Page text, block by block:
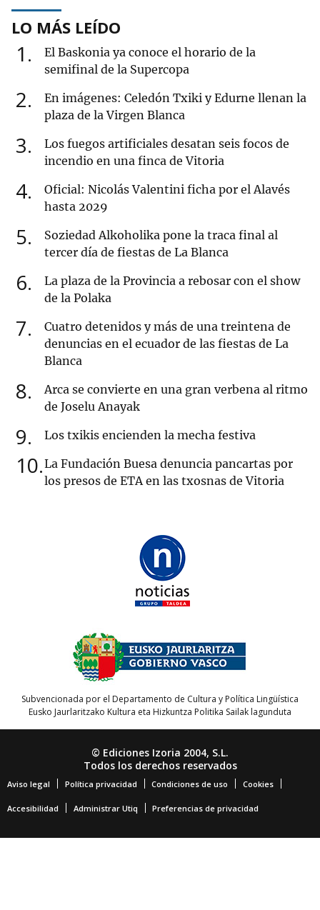
LO MÁS LEÍDO
1
El Baskonia ya conoce el horario de la
semifinal de la Supercopa
2
En imágenes: Celedón Txiki y Edurne llenan la
plaza de la Virgen Blanca
3
Los fuegos artificiales desatan seis focos de
incendio en una finca de Vitoria
4
Oficial: Nicolás Valentini ficha por el Alavés
hasta 2029
5
Soziedad Alkoholika pone la traca final al
tercer día de fiestas de La Blanca
6
La plaza de la Provincia a rebosar con el show
de la Polaka
7
Cuatro detenidos y más de una treintena de
denuncias en el ecuador de las fiestas de La
Blanca
8
Arca se convierte en una gran verbena al ritmo
de Joselu Anayak
9 Los txikis encienden la mecha festiva
10 La Fundación Buesa denuncia pancartas por
los presos de ETA en las txosnas de Vitoria
Subvencionada por el Departamento de Cultura y Política Lingüística
Eusko Jaurlaritzako Kultura eta Hizkuntza Politika Sailak lagunduta
© Ediciones Izoria 2004, S.L.
Todos los derechos reservados
Aviso legal Política privacidad Condiciones de uso Cookies
Accesibilidad Administrar Utiq Preferencias de privacidad